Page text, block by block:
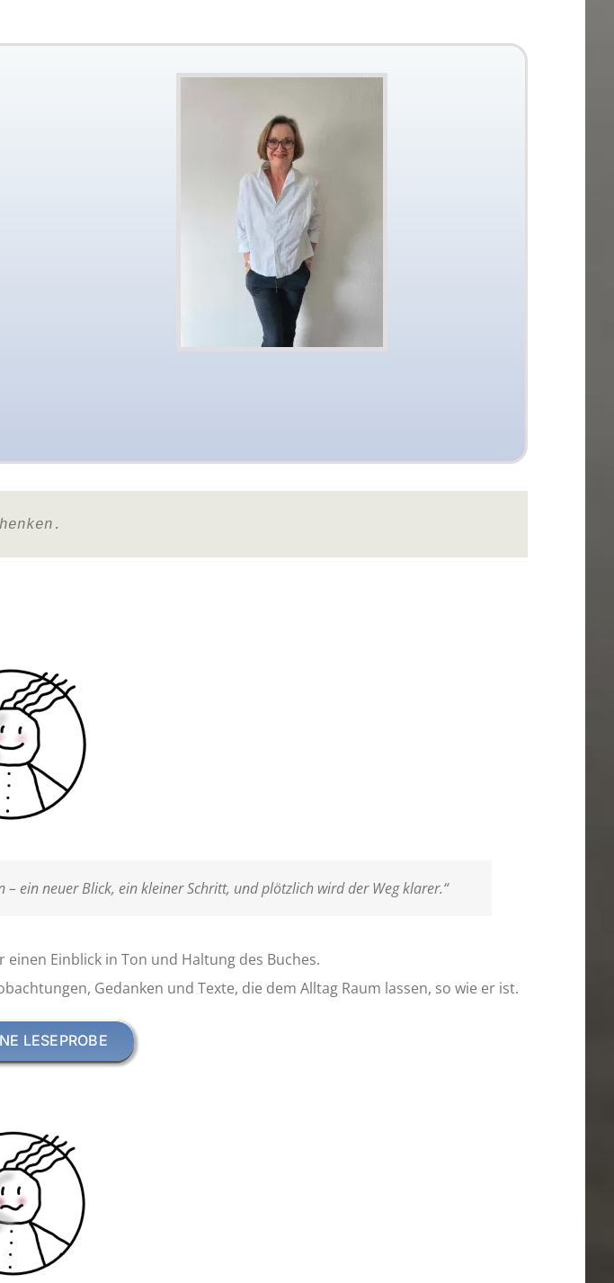
ein neuer Blick, ein kleiner Schritt, und plötzlich wird der Weg klarer.“
Einblick in Ton und Haltung des Buches.
Gedanken und Texte, die dem Alltag Raum lassen, so wie er ist.
LESEPROBE